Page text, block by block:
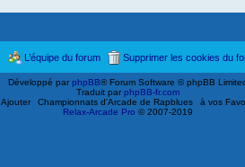
Supprimer les cookies du
L’équipe du forum
Développé parphpBB® Forum Software © phpBB
Traduit parphpBB-fr.com
Ajouter
Championnats d'Arcade de Rapblues
à vos
Relax-Arcade Pro © 2007-2019